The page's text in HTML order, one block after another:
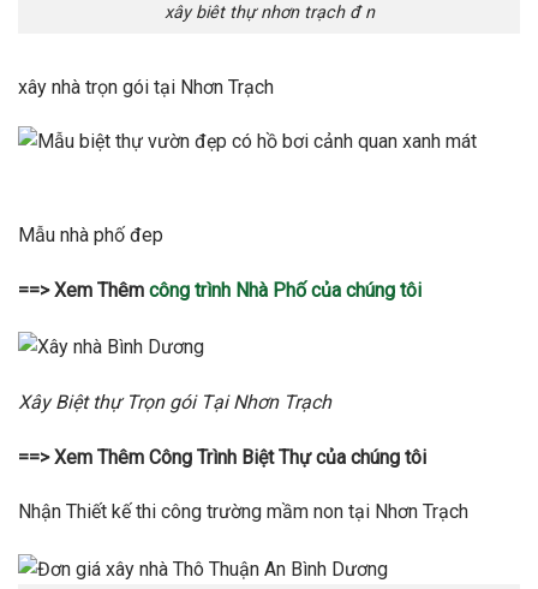
xây biêt thự nhơn trạch đ n
xây nhà trọn gói tại Nhơn Trạch
Mẫu nhà phố đep
==> Xem Thêm công trình Nhà Phố của chúng tôi
Xây Biệt thự Trọn gói Tại Nhơn Trạch
==> Xem Thêm Công Trình Biệt Thự của chúng tôi
Nhận Thiết kế thi công trường mầm non tại Nhơn Trạch